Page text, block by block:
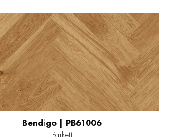
Bendigo | PB61006
Parkett